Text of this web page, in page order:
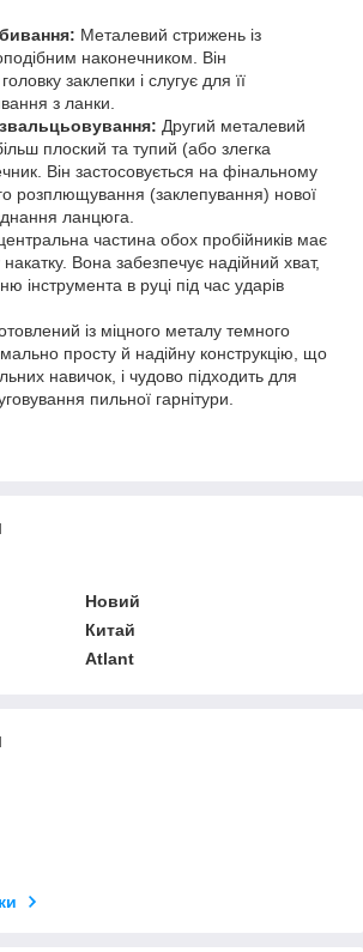
Металевий стрижень із
наконечником. Він
заклепки і слугує для її
з ланки.
Другий металевий
плоский та тупий (або злегка
Він застосовується на фінальному
розплющування (заклепування) нової
ланцюга.
частина обох пробійників має
накатку. Вона забезпечує надійний хват,
інструмента в руці під час ударів
із міцного металу темного
просту й надійну конструкцію, що
навичок, і чудово підходить для
пильної гарнітури.
Новий
Китай
Atlant